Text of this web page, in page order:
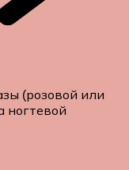
(розовой или
ногтевой